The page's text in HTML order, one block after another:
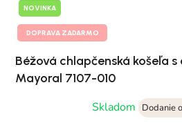
NOVINKA
DOPRAVA ZADARMO
Béžová chlapčenská košeľa
Mayoral 7107-010
Skladom
Dodanie